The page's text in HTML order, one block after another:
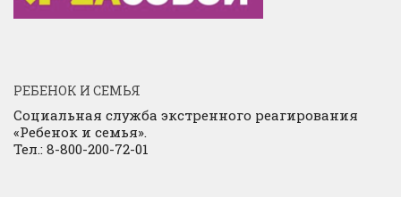
РЕБЕНОК И СЕМЬЯ
Социальная служба экстренного реагирования
«Ребенок и семья».
Тел.: 8-800-200-72-01